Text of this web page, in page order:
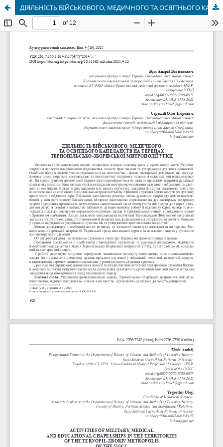
ДІЯЛЬНІСТЬ ВІЙСЬКОВОГО, МЕДИЧНОГО ТА ОСВІТНЬОГО КАПЕЛАНСТВ НА ТЕРЕНАХ ТЕРНОПІЛЬСЬКО-ЗБОРІВСЬКОЇ МИТРОПОЛІЇ УГКЦ